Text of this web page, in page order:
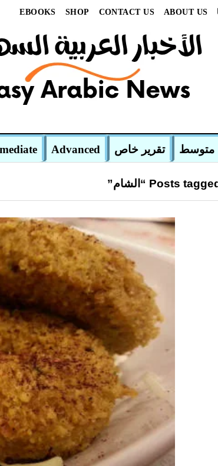
ABOUT US
CONTACT US
SHOP
EBOOKS
متوسط تقرير خاص Advanced